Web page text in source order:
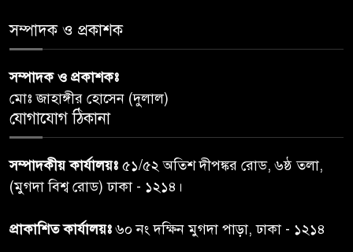
৫
ঝড়বৃষ্টির পূর্বাভাস
৬
অনুশ্রীর, মিলল হারমোনিয়াম
উপহার
৭
২০ আগস্ট রাষ্ট্রপতি নির্বাচন,
সম্পাদক ও প্রকাশক
সম্পাদক ও প্রকাশকঃ
মোঃ জাহাঙ্গীর হোসেন (দুলাল)
যোগাযোগ ঠিকানা
সম্পাদকীয় কার্যালয়ঃ ৫১/৫২ অতিশ দীপঙ্কর রোড, ৬ষ্ঠ তলা,
(মুগদা বিশ্ব রোড) ঢাকা - ১২১৪।
প্রাকাশিত কার্যালয়ঃ৬০ নং দক্ষিন মুগদা পাড়া, ঢাকা - ১২১৪